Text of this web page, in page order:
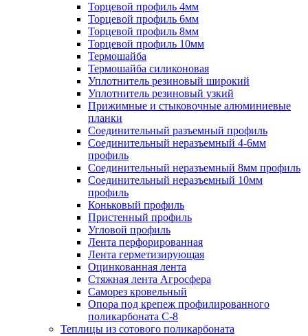
Торцевой профиль 4мм
Торцевой профиль 6мм
Торцевой профиль 8мм
Торцевой профиль 10мм
Термошайба
Термошайба силиконовая
Уплотнитель резиновый широкий
Уплотнитель резиновый узкий
Прижимные и стыковочные алюминиевые
планки
Соединительный разъемный профиль
Соединительный неразъемный 4-6мм
профиль
Соединительный неразъемный 8мм профиль
Соединительный неразъемный 10мм
профиль
Коньковый профиль
Пристенный профиль
Угловой профиль
Лента перфорированная
Лента герметизирующая
Оцинкованная лента
Стяжная лента Агросфера
Саморез кровельный
Опора под крепеж профилированного
поликарбоната С-8
Теплицы из сотового поликарбоната